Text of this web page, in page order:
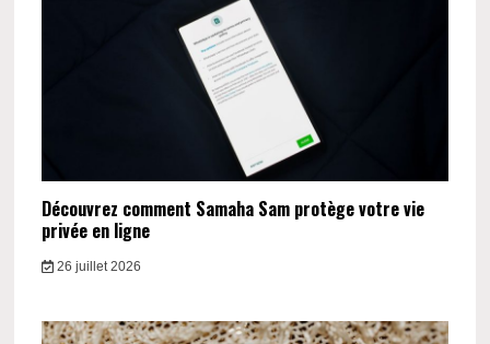
Découvrez comment Samaha Sam protège votre vie
privée en ligne
26 juillet 2026